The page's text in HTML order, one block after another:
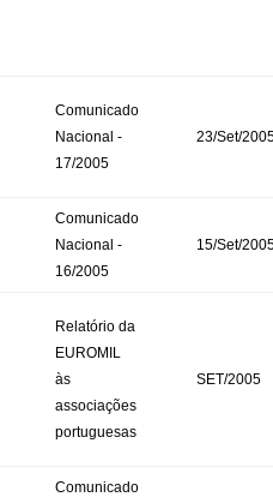
Comunicado
Nacional -
17/2005
23/Set/
Comunicado
Nacional -
16/2005
15/Set/
Relatório da
EUROMIL
às
associações
portuguesas
SET/2005
Comunicado